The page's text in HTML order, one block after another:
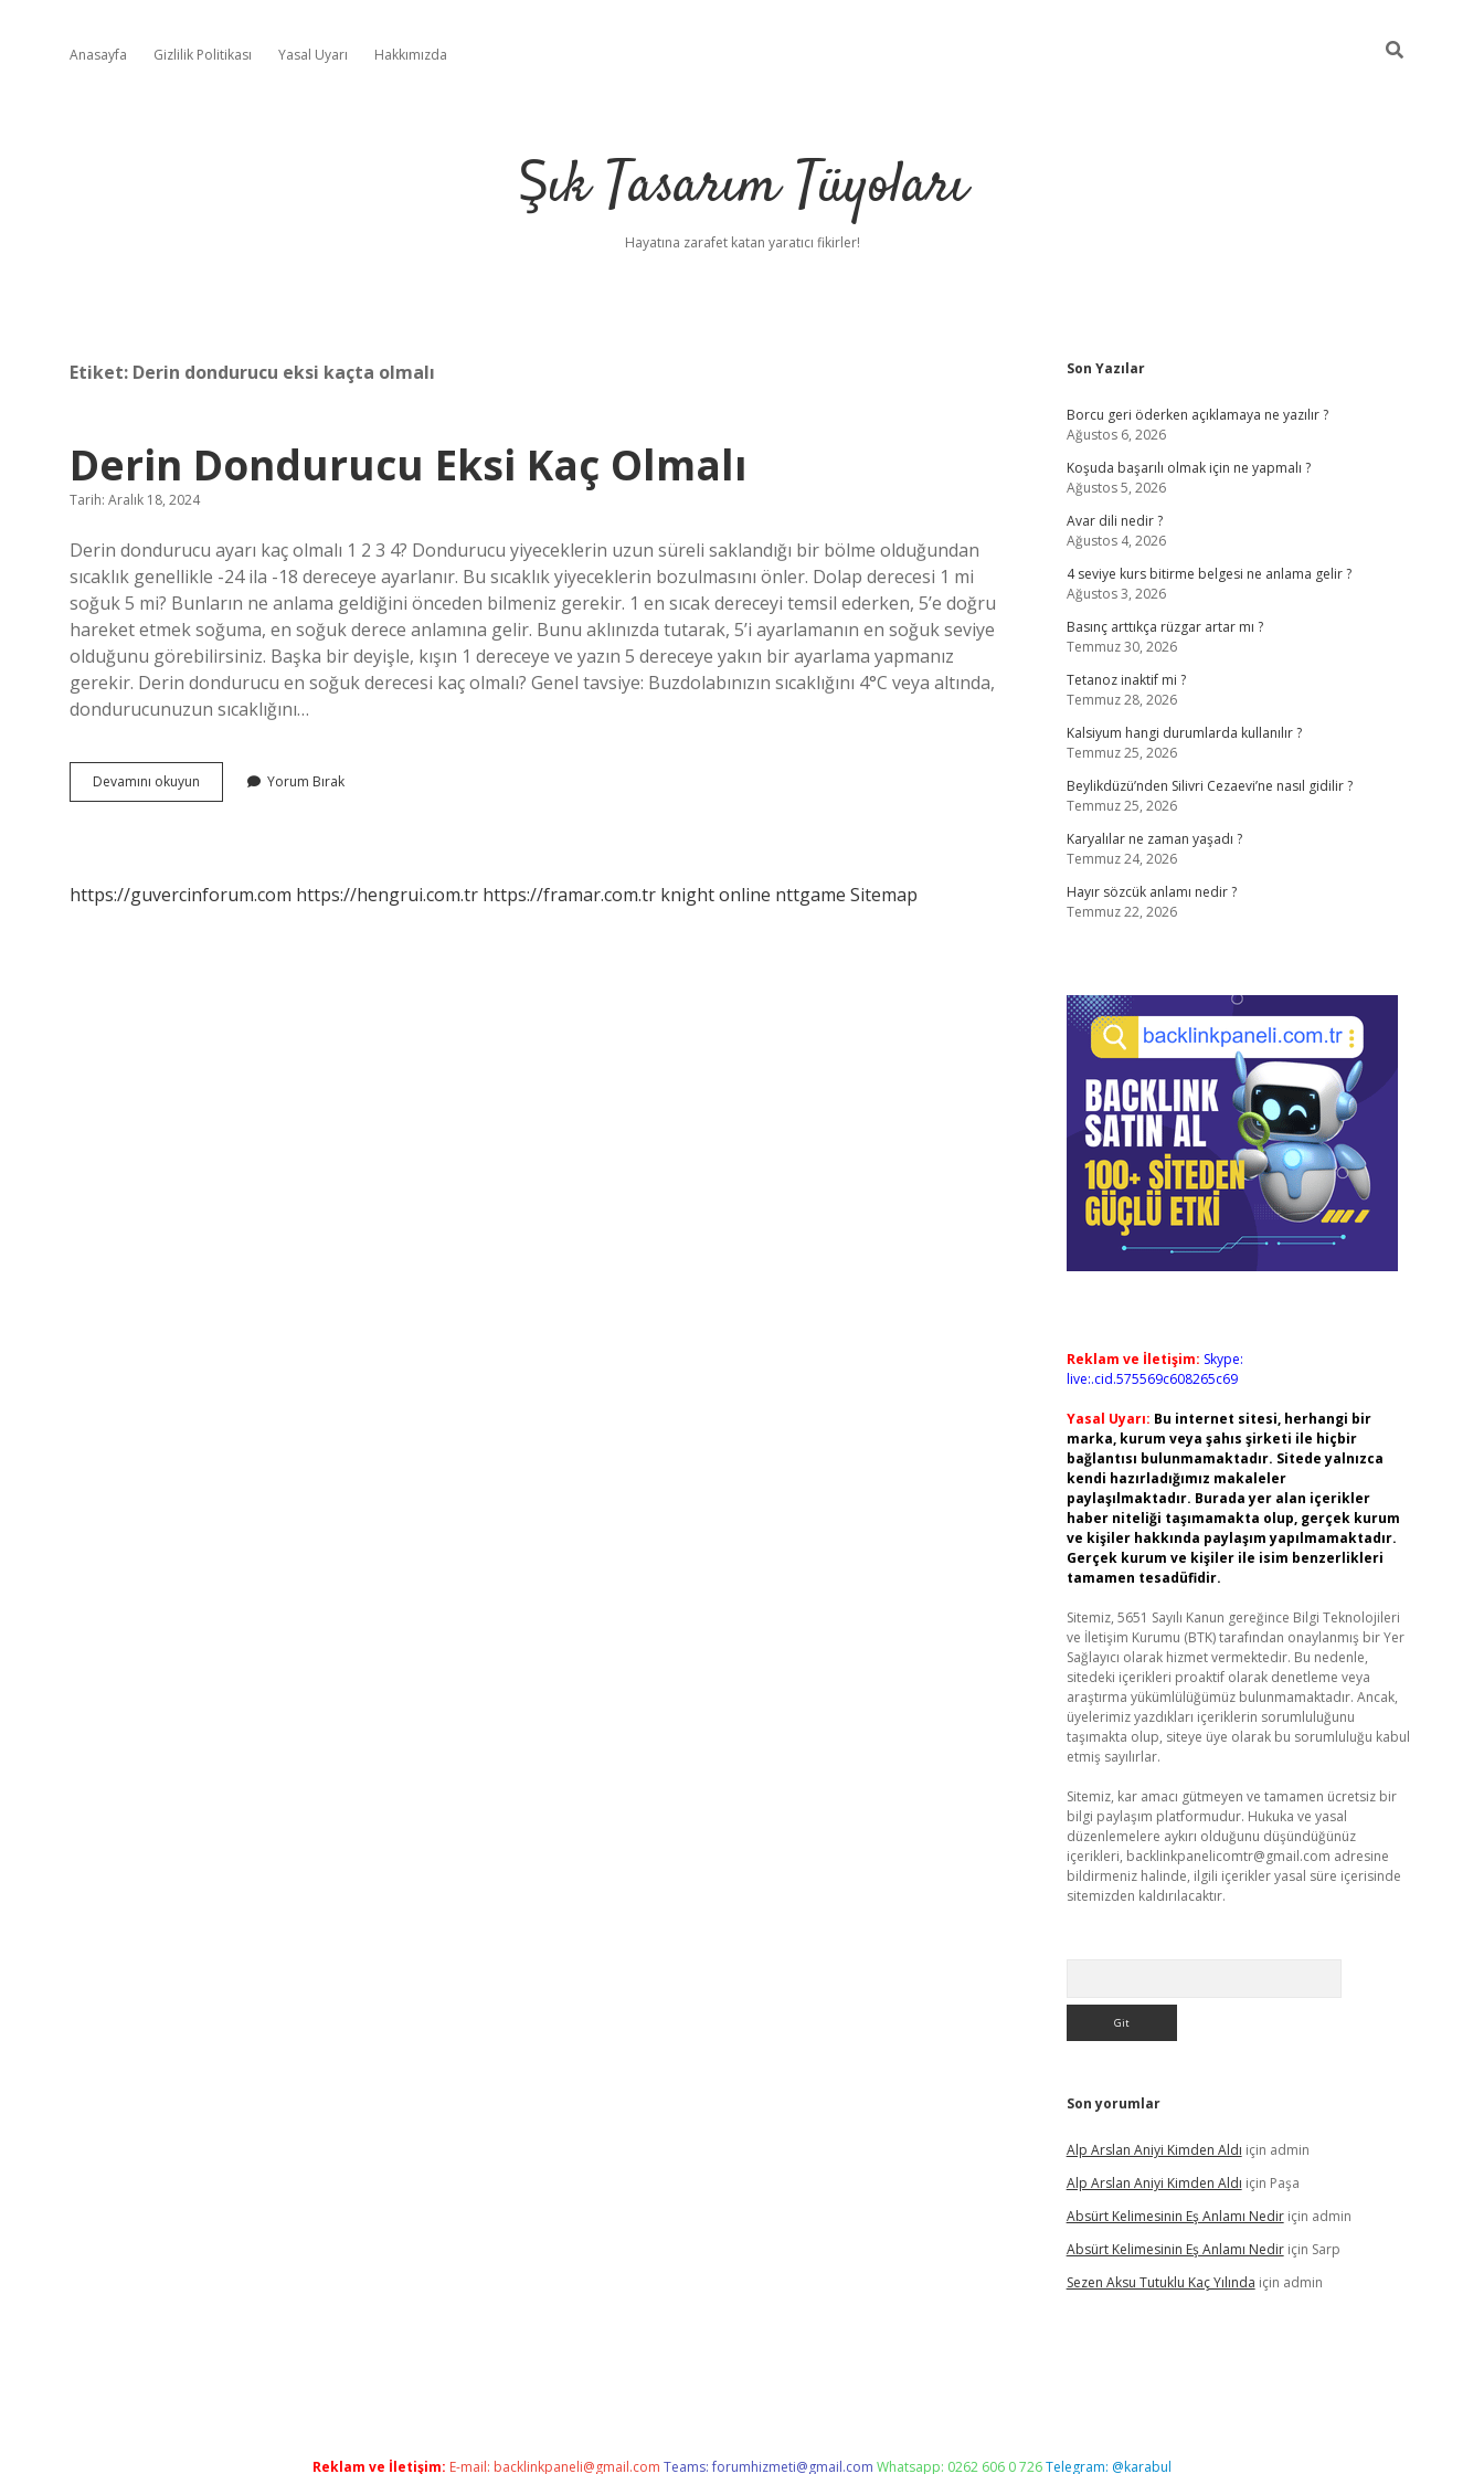
Anasayfa Gizlilik Politikası Yasal Uyarı Hakkımızda
Şık Tasarım Tüyoları
Hayatına zarafet katan yaratıcı fikirler!
Etiket: Derin dondurucu eksi kaçta olmalı
Derin Dondurucu Eksi Kaç Olmalı
Tarih: Aralık 18, 2024
Derin dondurucu ayarı kaç olmalı 1 2 3 4? Dondurucu yiyeceklerin uzun süreli saklandığı bir bölme olduğundan
sıcaklık genellikle -24 ila -18 dereceye ayarlanır. Bu sıcaklık yiyeceklerin bozulmasını önler. Dolap derecesi 1 mi
soğuk 5 mi? Bunların ne anlama geldiğini önceden bilmeniz gerekir. 1 en sıcak dereceyi temsil ederken, 5’e doğru
hareket etmek soğuma, en soğuk derece anlamına gelir. Bunu aklınızda tutarak, 5’i ayarlamanın en soğuk seviye
olduğunu görebilirsiniz. Başka bir deyişle, kışın 1 dereceye ve yazın 5 dereceye yakın bir ayarlama yapmanız
gerekir. Derin dondurucu en soğuk derecesi kaç olmalı? Genel tavsiye: Buzdolabınızın sıcaklığını 4°C veya altında,
dondurucunuzun sıcaklığını…
Devamını okuyun
Dondurucu
Yorum Bırak
https://guvercinforum.com https://hengrui.com.tr https://framar.com.tr knight online nttgame Sitemap
Sidebar
Son Yazılar
Borcu geri öderken açıklamaya ne yazılır ?
Ağustos 6, 2026
Koşuda başarılı olmak için ne yapmalı ?
Ağustos 5, 2026
Avar dili nedir ?
Ağustos 4, 2026
4 seviye kurs bitirme belgesi ne anlama gelir ?
Ağustos 3, 2026
Basınç arttıkça rüzgar artar mı ?
Temmuz 30, 2026
Tetanoz inaktif mi ?
Temmuz 28, 2026
Kalsiyum hangi durumlarda kullanılır ?
Temmuz 25, 2026
Beylikdüzü’nden Silivri Cezaevi’ne nasıl gidilir ?
Temmuz 25, 2026
Karyalılar ne zaman yaşadı ?
Temmuz 24, 2026
Hayır sözcük anlamı nedir ?
Temmuz 22, 2026
Reklam ve İletişim: Skype:
live:.cid.575569c608265c69
Yasal Uyarı: Bu internet sitesi, herhangi bir
marka, kurum veya şahıs şirketi ile hiçbir
bağlantısı bulunmamaktadır. Sitede yalnızca
kendi hazırladığımız makaleler
paylaşılmaktadır. Burada yer alan içerikler
haber niteliği taşımamakta olup, gerçek kurum
ve kişiler hakkında paylaşım yapılmamaktadır.
Gerçek kurum ve kişiler ile isim benzerlikleri
tamamen tesadüfidir.
Sitemiz, 5651 Sayılı Kanun gereğince Bilgi Teknolojileri
ve İletişim Kurumu (BTK) tarafından onaylanmış bir Yer
Sağlayıcı olarak hizmet vermektedir. Bu nedenle,
sitedeki içerikleri proaktif olarak denetleme veya
araştırma yükümlülüğümüz bulunmamaktadır. Ancak,
üyelerimiz yazdıkları içeriklerin sorumluluğunu
taşımakta olup, siteye üye olarak bu sorumluluğu kabul
etmiş sayılırlar.
Sitemiz, kar amacı gütmeyen ve tamamen ücretsiz bir
bilgi paylaşım platformudur. Hukuka ve yasal
düzenlemelere aykırı olduğunu düşündüğünüz
içerikleri, backlinkpanelicomtr@gmail.com adresine
bildirmeniz halinde, ilgili içerikler yasal süre içerisinde
sitemizden kaldırılacaktır.
Son yorumlar
Alp Arslan Aniyi Kimden Aldı için admin
Alp Arslan Aniyi Kimden Aldı için Paşa
Absürt Kelimesinin Eş Anlamı Nediriçin admin
Absürt Kelimesinin Eş Anlamı Nediriçin Sarp
Sezen Aksu Tutuklu Kaç Yılında için admin
Reklam ve İletişim: E-mail: backlinkpaneli@gmail.com Teams:forumhizmeti@gmail.com Whatsapp: 0262 606 0 726Telegram: @karabul